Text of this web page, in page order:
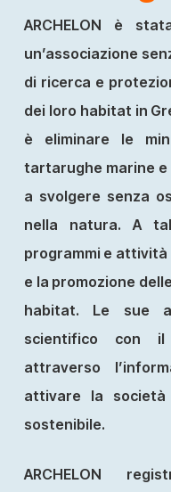
ARCHELON è
un’associazione
di ricerca e
dei loro habitat in
è eliminare le
tartarughe marine
a svolgere senza
nella natura. A
programmi e
e la promozione
habitat. Le sue
scientifico con
attraverso
attivare la
sostenibile.
ARCHELON